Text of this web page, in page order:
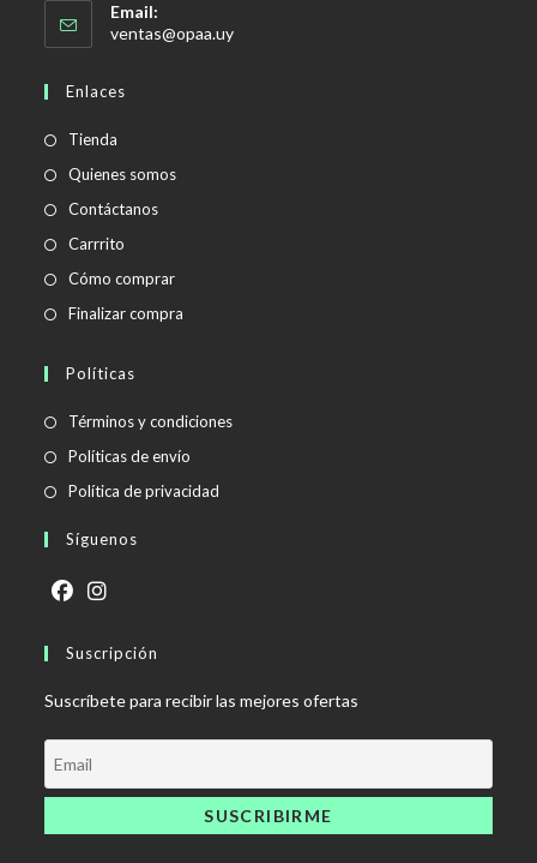
Email:
ventas@opaa.uySe
Enlaces
Tienda
Quienes somos
Contáctanos
Carrrito
Cómo comprar
Finalizar compra
Políticas
Términos y condicionesSe
Políticas de envío
abre
Política de privacidad
Síguenos
abre
una
nueva
pestaña
abre
una
nueva
pestaña
Suscripción
Suscríbete para recibir las mejores ofertas